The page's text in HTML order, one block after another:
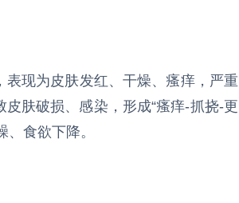
现为皮肤发红、干燥、瘙痒，严重
肤破损、感染，形成“瘙痒-抓挠-更
食欲下降。